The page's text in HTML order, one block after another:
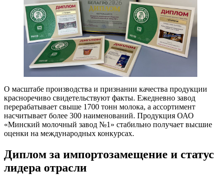
О масштабе производства и признании качества продукции
красноречиво свидетельствуют факты. Ежедневно завод
перерабатывает свыше 1700 тонн молока, а ассортимент
насчитывает более 300 наименований. Продукция ОАО
«Минский молочный завод №1» стабильно получает высшие
оценки на международных конкурсах.
Диплом за импортозамещение и статус
лидера отрасли